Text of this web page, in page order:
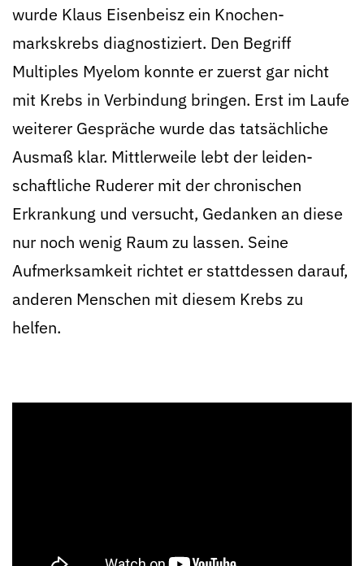
wurde Klaus Eisenbeisz ein Knochen­
markskrebs diag­nostiziert. Den Begriff
Multiples Myelom konnte er zuerst gar nicht
mit Krebs in Verbindung bringen. Erst im Laufe
weiterer Gespräche wurde das tat­sächliche
Ausmaß klar. Mittler­weile lebt der leiden­
schaftliche Ruderer mit der chronischen
Erkrankung und versucht, Gedanken an diese
nur noch wenig Raum zu lassen. Seine
Aufmerk­samkeit richtet er stattdessen darauf,
anderen Menschen mit diesem Krebs zu
helfen.